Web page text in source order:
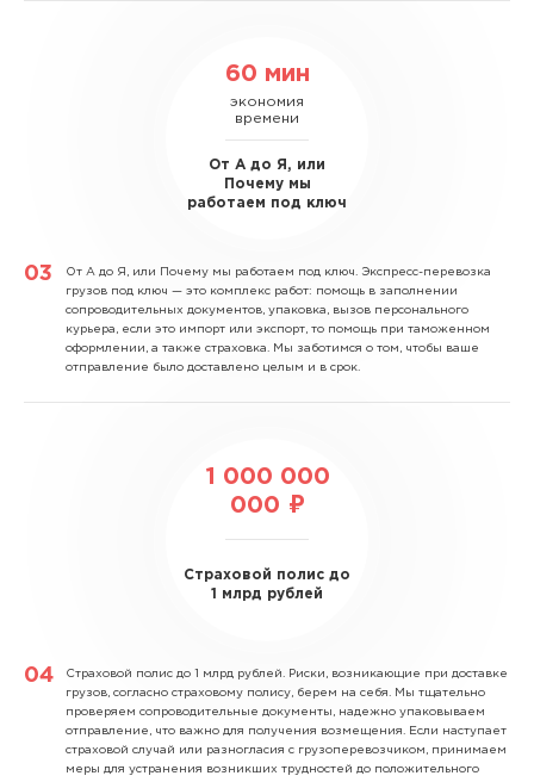
60 мин
экономия
времени
От А до Я, или
Почему мы
работаем под ключ
От А до Я, или Почему мы работаем под ключ. Экспресс-перевозка
грузов под ключ — это комплекс работ: помощь в заполнении
сопроводительных документов, упаковка, вызов персонального
курьера, если это импорт или экспорт, то помощь при таможенном
оформлении, а также страховка. Мы заботимся о том, чтобы ваше
отправление было доставлено целым и в срок.
1 000 000
000 ₽
Страховой полис до
1 млрд рублей
Страховой полис до 1 млрд рублей. Риски, возникающие при доставке
грузов, согласно страховому полису, берем на себя. Мы тщательно
проверяем сопроводительные документы, надежно упаковываем
отправление, что важно для получения возмещения. Если наступает
страховой случай или разногласия с грузоперевозчиком, принимаем
меры для устранения возникших трудностей до положительного